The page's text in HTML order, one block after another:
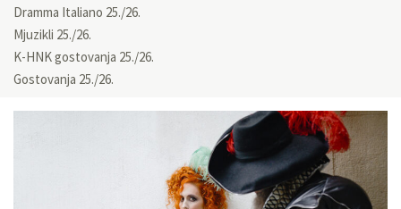
Dramma Italiano 25./26.
Mjuzikli 25./26.
K-HNK gostovanja 25./26.
Gostovanja 25./26.